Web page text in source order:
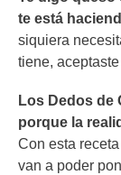
te está
siquiera
tiene,
Los Dedos de
porque la
Con esta
van a poder